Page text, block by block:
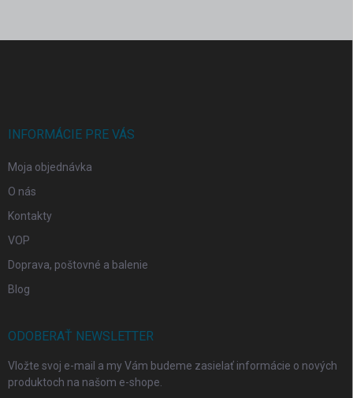
INFORMÁCIE PRE VÁS
Moja objednávka
O nás
Kontakty
VOP
Doprava, poštovné a balenie
Blog
ODOBERAŤ NEWSLETTER
Vložte svoj e-mail a my Vám budeme zasielať informácie o nových
produktoch na našom e-shope.